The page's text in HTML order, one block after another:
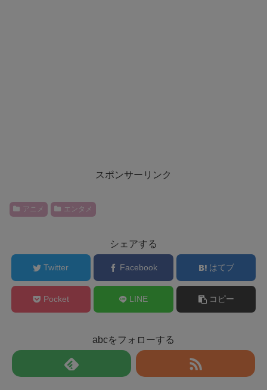
スポンサーリンク
アニメ エンタメ
シェアする
Twitter Facebook はてブ
Pocket LINE コピー
abcをフォローする